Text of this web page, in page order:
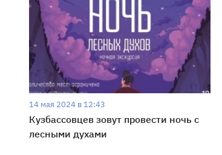
14 мая 2024 в 12:43
Кузбассовцев зовут провести ночь с
лесными духами